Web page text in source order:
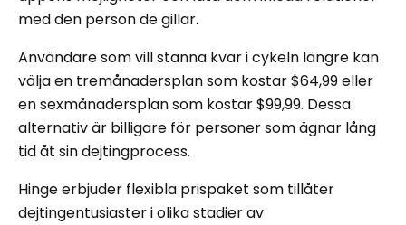
med den person de gillar.
Användare som vill stanna kvar i cykeln längre kan
välja en tremånadersplan som kostar $64,99 eller
en sexmånadersplan som kostar $99,99. Dessa
alternativ är billigare för personer som ägnar lång
tid åt sin dejtingprocess.
Hinge erbjuder flexibla prispaket som tillåter
dejtingentusiaster i olika stadier av